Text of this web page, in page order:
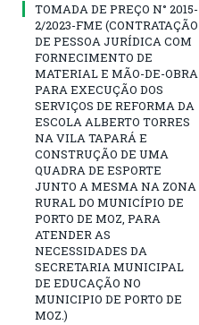
TOMADA DE PREÇO N° 2015-
2/2023-FME (CONTRATAÇÃO
DE PESSOA JURÍDICA COM
FORNECIMENTO DE
MATERIAL E MÃO-DE-OBRA
PARA EXECUÇÃO DOS
SERVIÇOS DE REFORMA DA
ESCOLA ALBERTO TORRES
NA VILA TAPARÁ E
CONSTRUÇÃO DE UMA
QUADRA DE ESPORTE
JUNTO A MESMA NA ZONA
RURAL DO MUNICÍPIO DE
PORTO DE MOZ, PARA
ATENDER AS
NECESSIDADES DA
SECRETARIA MUNICIPAL
DE EDUCAÇÃO NO
MUNICIPIO DE PORTO DE
MOZ.)